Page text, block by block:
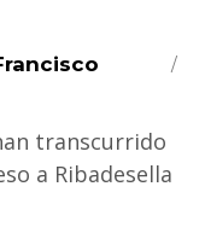
transcurrido
a Ribadesella